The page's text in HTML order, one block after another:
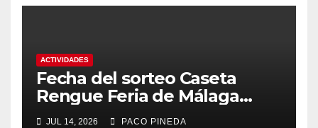
ACTIVIDADES
Fecha del sorteo Caseta
Rengue Feria de Málaga
2026
JUL 14, 2026 PACO PINEDA